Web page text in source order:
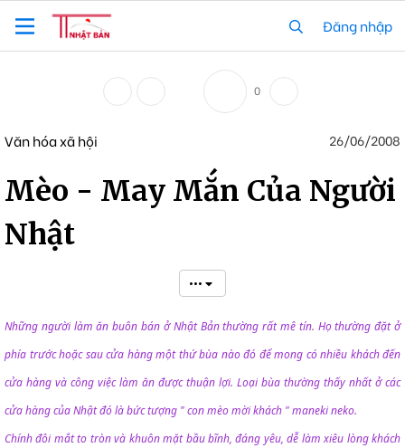
Đăng nhập
0
Văn hóa xã hội 26/06/2008
Mèo - May Mắn Của Người
Nhật
•••
Những người làm ăn buôn bán ở Nhật Bản thường rất mê tín. Họ thường đặt ở
phía trước hoặc sau cửa hàng một thứ bùa nào đó để mong có nhiều khách đến
cửa hàng và công việc làm ăn được thuận lợi. Loại bùa thường thấy nhất ở các
cửa hàng của Nhật đó là bức tượng " con mèo mời khách " maneki neko.
Chính đôi mắt to tròn và khuôn mặt bầu bĩnh, đáng yêu, dễ làm xiêu lòng khách